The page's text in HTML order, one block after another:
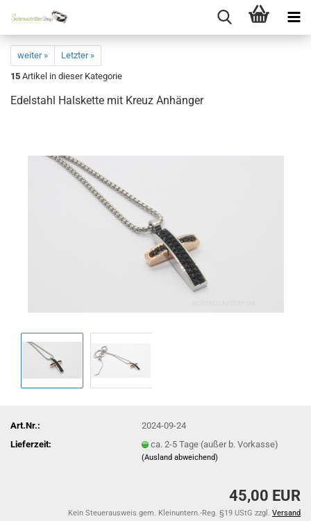
weiter »
Letzter »
15 Artikel in dieser Kategorie
Edelstahl Halskette mit Kreuz Anhänger
Art.Nr.:
2024-09-24
Lieferzeit:
ca. 2-5 Tage (außer b. Vorkasse)
(Ausland abweichend)
45,00 EUR
Kein Steuerausweis gem. Kleinuntern.-Reg. §19 UStG zzgl. Versand